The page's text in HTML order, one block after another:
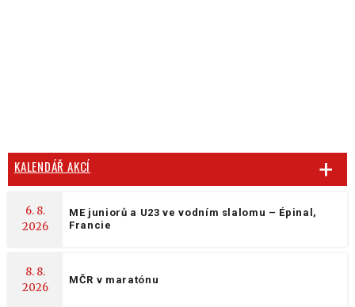
KALENDÁŘ AKCÍ
6. 8.
2026
ME juniorů a U23 ve vodním slalomu – Épinal,
Francie
8. 8.
2026
MČR v maratónu